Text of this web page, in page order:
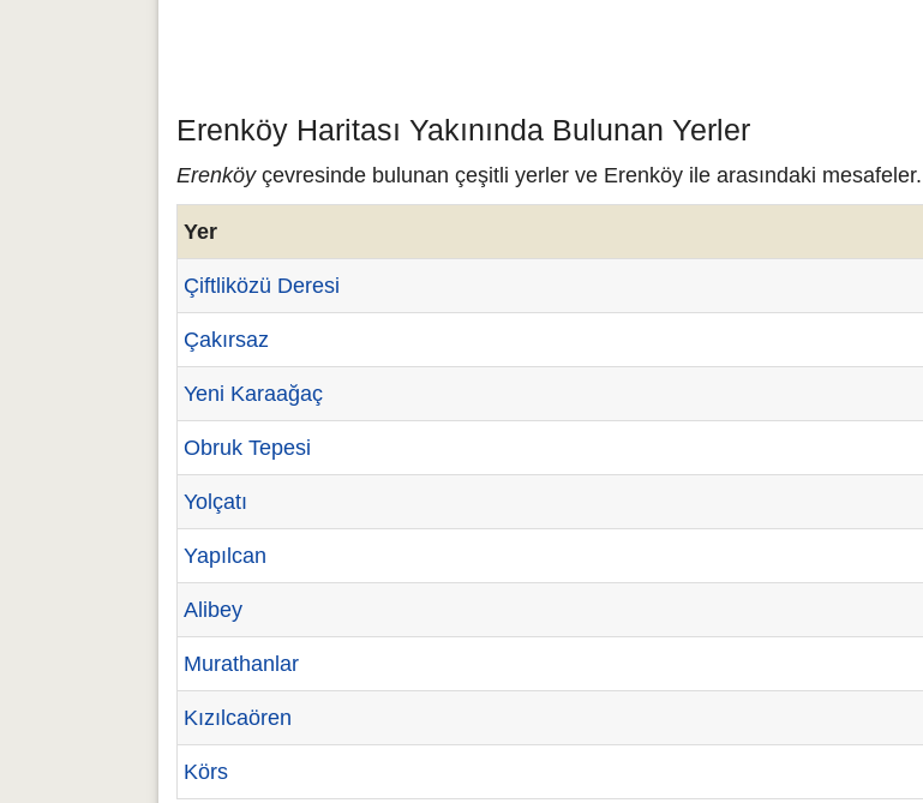
Erenköy Haritası Yakınında Bulunan Yerler
Erenköyçevresinde bulunan çeşitli yerler ve Erenköy ile arasındaki mesafeler.
Yer
Çiftliközü Deresi
Çakırsaz
Yeni Karaağaç
Obruk Tepesi
Yolçatı
Yapılcan
Alibey
Murathanlar
Kızılcaören
Körs